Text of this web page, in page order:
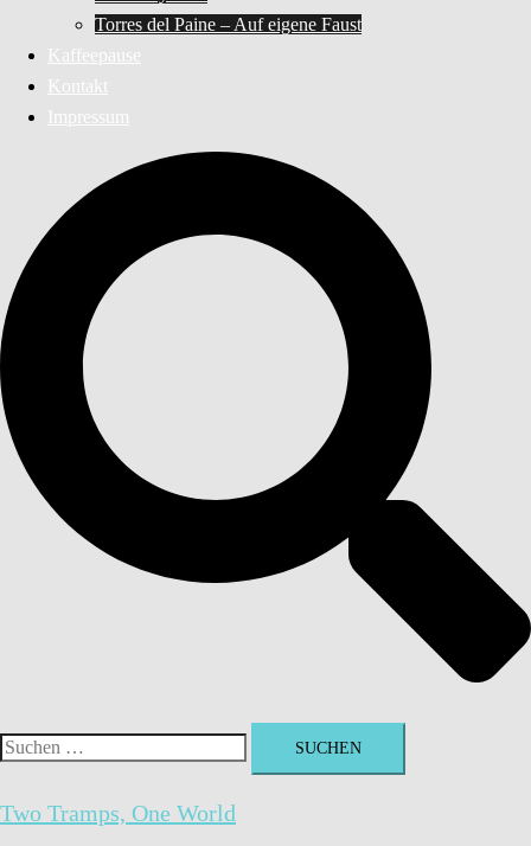
Torres del Paine – Auf eigene Faust
Kaffeepause
Kontakt
Impressum
Suchen
Two Tramps, One World